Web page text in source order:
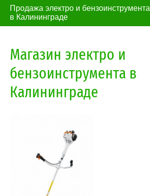
Продажа электро и бензоинструмента
в Калининграде
Магазин электро и
бензоинструмента в
Калининграде